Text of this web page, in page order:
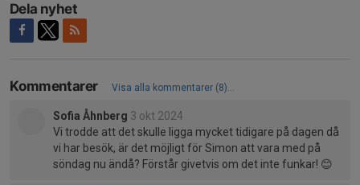
Dela nyhet
Kommentarer Visa alla kommentarer (8)...
Sofia Åhnberg 3 okt 2024
Vi trodde att det skulle ligga mycket tidigare på dagen då
vi har besök, är det möjligt för Simon att vara med på
söndag nu ändå? Förstår givetvis om det inte funkar! 😊